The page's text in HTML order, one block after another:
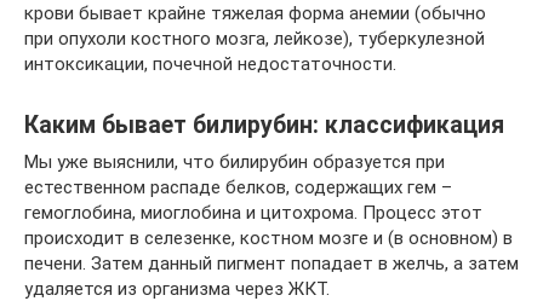
крови бывает крайне тяжелая форма анемии (обычно
при опухоли костного мозга, лейкозе), туберкулезной
интоксикации, почечной недостаточности.
Каким бывает билирубин: классификация
Мы уже выяснили, что билирубин образуется при
естественном распаде белков, содержащих гем –
гемоглобина, миоглобина и цитохрома. Процесс этот
происходит в селезенке, костном мозге и (в основном) в
печени. Затем данный пигмент попадает в желчь, а затем
удаляется из организма через ЖКТ.